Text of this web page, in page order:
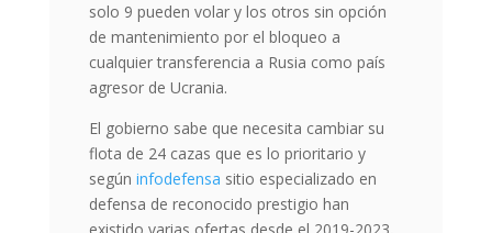
solo 9 pueden volar y los otros sin opción
de mantenimiento por el bloqueo a
cualquier transferencia a Rusia como país
agresor de Ucrania.
El gobierno sabe que necesita cambiar su
flota de 24 cazas que es lo prioritario y
según infodefensa sitio especializado en
defensa de reconocido prestigio han